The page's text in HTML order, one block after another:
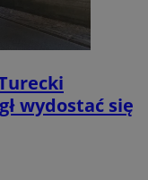
wydostać się